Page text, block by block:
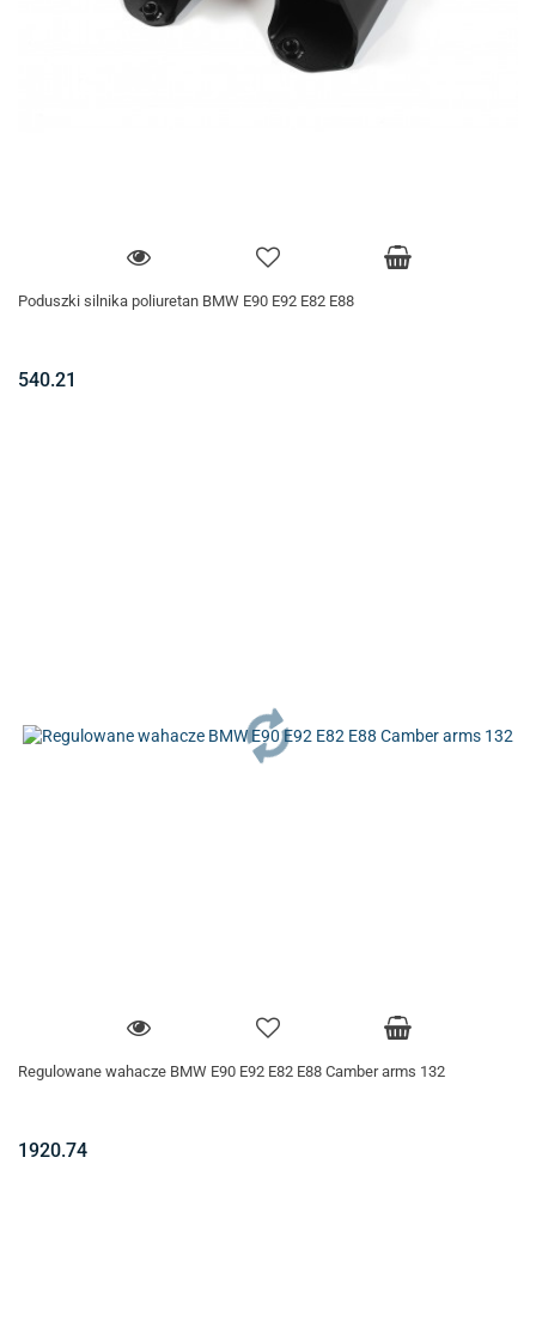
Poduszki silnika poliuretan BMW E90 E92 E82 E88
540.21
Regulowane wahacze BMW E90 E92 E82 E88 Camber arms 132
1920.74